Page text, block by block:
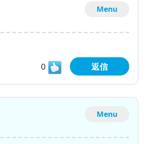
Menu
0
返信
Menu